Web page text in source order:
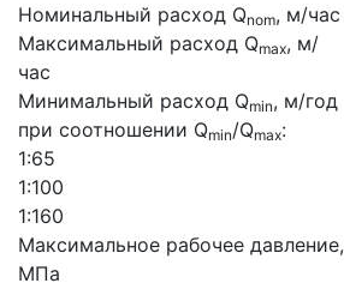
Номинальный расход Qnom, м/час
Максимальный расход Qmax, м/
час
Минимальный расход Qmin, м/год
при соотношении Qmin/Qmax:
1:65
1:100
1:160
Максимальное рабочее давление,
МПа